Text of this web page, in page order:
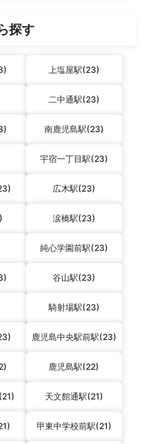
探す
上塩屋駅(23)
二中通駅(23)
南鹿児島駅(23)
宇宿一丁目駅(23)
広木駅(23)
涙橋駅(23)
純心学園前駅(23)
谷山駅(23)
騎射場駅(23)
鹿児島中央駅前駅(23)
鹿児島駅(22)
天文館通駅(21)
甲東中学校前駅(21)